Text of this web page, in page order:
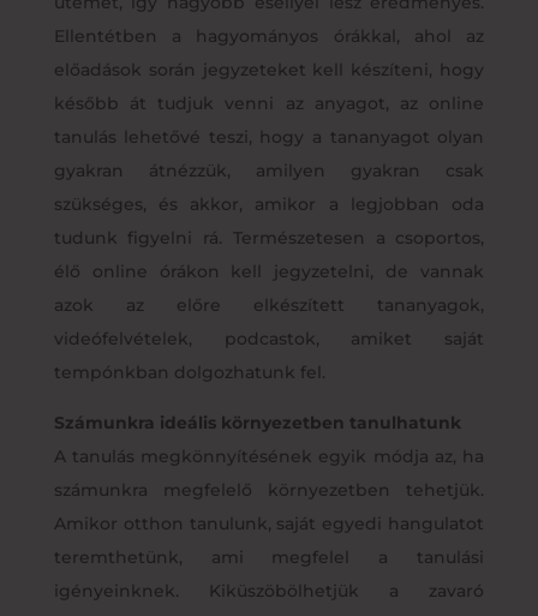
Ellentétben a hagyományos órákkal, ahol az
előadások során jegyzeteket kell készíteni, hogy
később át tudjuk venni az anyagot, az online
tanulás lehetővé teszi, hogy a tananyagot olyan
gyakran átnézzük, amilyen gyakran csak
szükséges, és akkor, amikor a legjobban oda
tudunk figyelni rá. Természetesen a csoportos,
élő online órákon kell jegyzetelni, de vannak
azok az előre elkészített tananyagok,
videófelvételek, podcastok, amiket saját
tempónkban dolgozhatunk fel.
Számunkra ideális környezetben tanulhatunk
A tanulás megkönnyítésének egyik módja az, ha
számunkra megfelelő környezetben tehetjük.
Amikor otthon tanulunk, saját egyedi hangulatot
teremthetünk, ami megfelel a tanulási
igényeinknek. Kiküszöbölhetjük a zavaró